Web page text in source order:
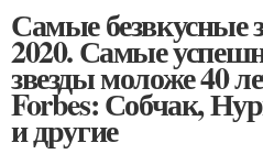
Самые безвкусные
2020. Самые
звезды моложе 40
Forbes: Собчак,
и другие